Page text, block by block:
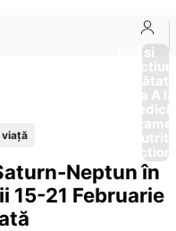
Boli si
Afectiuni
Sănătate
de la A
Neptun în
15-21 Februarie